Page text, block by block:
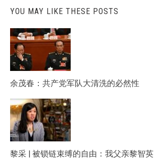
YOU MAY LIKE THESE POSTS
余茂春：共产党军队大清洗的必然性
黎采 | 被锁链束缚的自由：我父亲黎智英